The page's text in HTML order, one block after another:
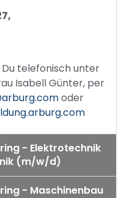
telefonisch unter
Isabell Günter, per
oder
- Elektrotechnik
(m/w/d)
- Maschinenbau